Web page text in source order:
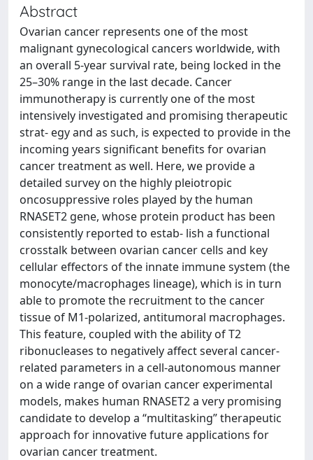
Abstract
Ovarian cancer represents one of the most
malignant gynecological cancers worldwide, with
an overall 5-year survival rate, being locked in the
25–30% range in the last decade. Cancer
immunotherapy is currently one of the most
intensively investigated and promising therapeutic
strat- egy and as such, is expected to provide in the
incoming years significant benefits for ovarian
cancer treatment as well. Here, we provide a
detailed survey on the highly pleiotropic
oncosuppressive roles played by the human
RNASET2 gene, whose protein product has been
consistently reported to estab- lish a functional
crosstalk between ovarian cancer cells and key
cellular effectors of the innate immune system (the
monocyte/macrophages lineage), which is in turn
able to promote the recruitment to the cancer
tissue of M1-polarized, antitumoral macrophages.
This feature, coupled with the ability of T2
ribonucleases to negatively affect several cancer-
related parameters in a cell-autonomous manner
on a wide range of ovarian cancer experimental
models, makes human RNASET2 a very promising
candidate to develop a “multitasking” therapeutic
approach for innovative future applications for
ovarian cancer treatment.